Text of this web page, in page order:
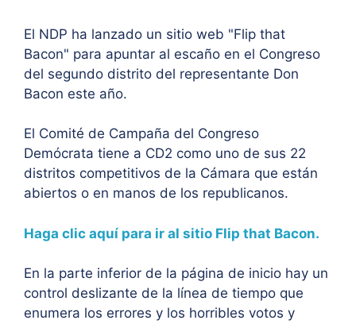
El NDP ha lanzado un sitio web "Flip that
Bacon" para apuntar al escaño en el Congreso
del segundo distrito del representante Don
Bacon este año.
El Comité de Campaña del Congreso
Demócrata tiene a CD2 como uno de sus 22
distritos competitivos de la Cámara que están
abiertos o en manos de los republicanos.
Haga clic aquí para ir al sitio Flip that Bacon.
En la parte inferior de la página de inicio hay un
control deslizante de la línea de tiempo que
enumera los errores y los horribles votos y